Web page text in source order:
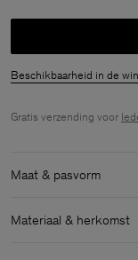
Beschikbaarheid in de
Gratis verzending voor
Maat & pasvorm
Model:
Het model is
Materiaal & herkomst